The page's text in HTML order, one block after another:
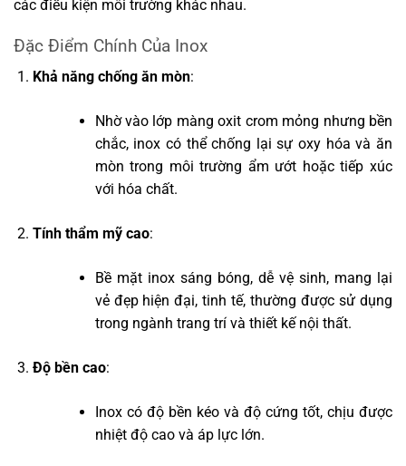
các điều kiện môi trường khác nhau.
Đặc Điểm Chính Của Inox
Khả năng chống ăn mòn:
Nhờ vào lớp màng oxit crom mỏng nhưng bền
chắc, inox có thể chống lại sự oxy hóa và ăn
mòn trong môi trường ẩm ướt hoặc tiếp xúc
với hóa chất.
Tính thẩm mỹ cao:
Bề mặt inox sáng bóng, dễ vệ sinh, mang lại
vẻ đẹp hiện đại, tinh tế, thường được sử dụng
trong ngành trang trí và thiết kế nội thất.
Độ bền cao:
Inox có độ bền kéo và độ cứng tốt, chịu được
nhiệt độ cao và áp lực lớn.